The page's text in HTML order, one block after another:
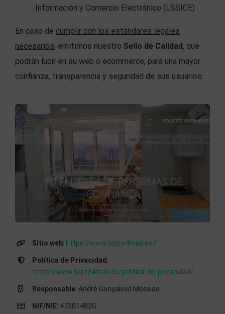
Información y Comercio Electrónico (LSSICE)
En caso de cumplir con los estándares legales
necesarios, emitimos nuestro Sello de Calidad, que
podrán lucir en su web o ecommerce, para una mayor
confianza, transparencia y seguridad de sus usuarios.
Sitio web: https://www.topre4mas.es//
Política de Privacidad :
https://www.topre4mas.es/politica-de-privacidad/
Responsable: André Gonçalves Messias
NIF/NIE: 47301482G